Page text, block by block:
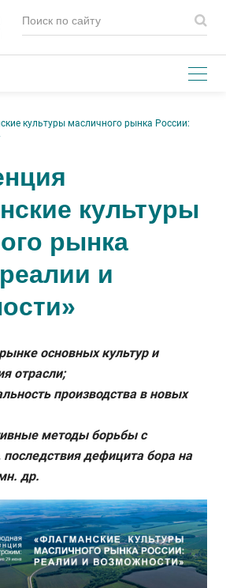
культуры масличного рынка России:
культуры
рынка
и
основных культур и
отрасли;
производства в новых
методы борьбы с
дефицита бора на
др.